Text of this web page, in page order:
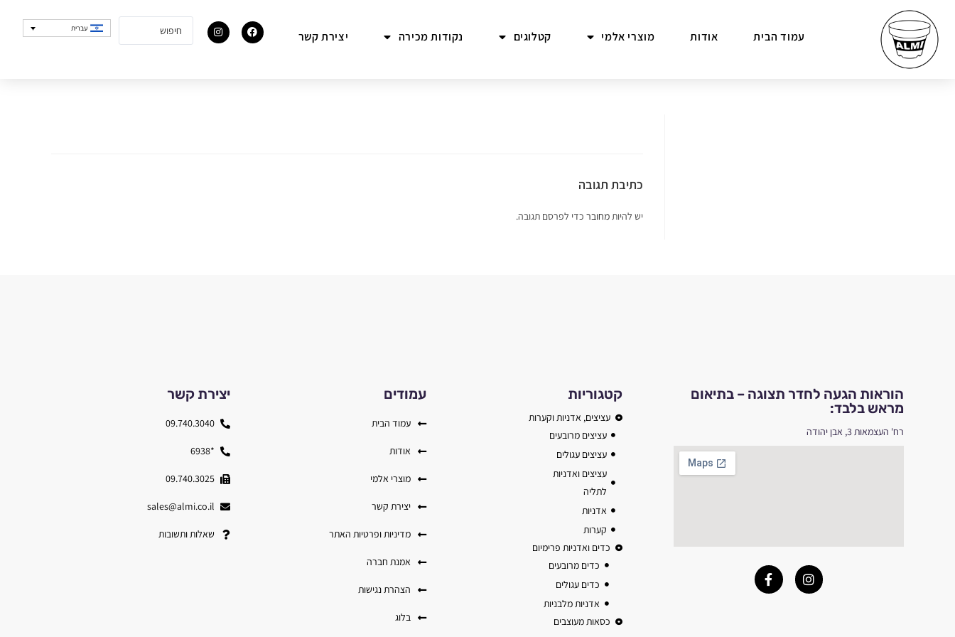
עמוד הבית אודות מוצרי אלמי קטלוגים נקודות מכירה יצירת קשר
עברית
כתיבת תגובה
יש להיותמחובר כדי לפרסם תגובה.
הוראות הגעה לחדר תצוגה – בתיאום
מראש בלבד:
רח' העצמאות 3, אבן יהודה
קטגוריות
עציצים, אדניות וקערות
עציצים מרובעים
עציצים עגולים
עציצים ואדניות
לתליה
אדניות
קערות
כדים ואדניות פרימיום
כדים מרובעים
כדים עגולים
אדניות מלבניות
כסאות מעוצבים
עמודים
עמוד הבית
אודות
מוצרי אלמי
יצירת קשר
מדיניות ופרטיות האתר
אמנת חברה
הצהרת נגישות
בלוג
יצירת קשר
09.740.3040
*6938
09.740.3025
sales@almi.co.il
שאלות ותשובות